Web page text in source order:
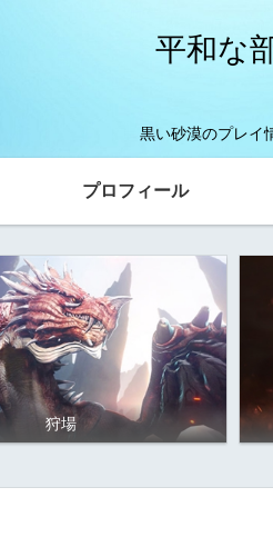
平和な
黒い砂漠のプレイ
プロフィール
狩場